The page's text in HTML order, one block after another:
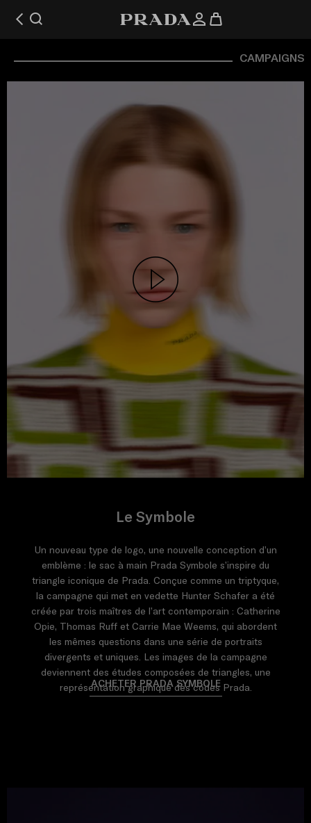
CAMPAIGNS
Le Symbole
ACHETER PRADA SYMBOLE
Un nouveau type de logo, une nouvelle conception d’un
emblème : le sac à main Prada Symbole s’inspire du
triangle iconique de Prada. Conçue comme un triptyque,
la campagne qui met en vedette Hunter Schafer a été
créée par trois maîtres de l’art contemporain : Catherine
Opie, Thomas Ruff et Carrie Mae Weems, qui abordent
les mêmes questions dans une série de portraits
divergents et uniques. Les images de la campagne
deviennent des études composées de triangles, une
représentation graphique des codes Prada.